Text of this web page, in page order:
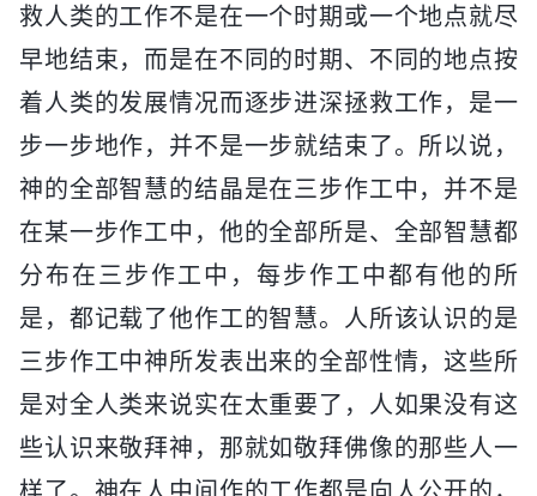
救人类的工作不是在一个时期或一个地点就尽
早地结束，而是在不同的时期、不同的地点按
着人类的发展情况而逐步进深拯救工作，是一
步一步地作，并不是一步就结束了。所以说，
神的全部智慧的结晶是在三步作工中，并不是
在某一步作工中，他的全部所是、全部智慧都
分布在三步作工中，每步作工中都有他的所
是，都记载了他作工的智慧。人所该认识的是
三步作工中神所发表出来的全部性情，这些所
是对全人类来说实在太重要了，人如果没有这
些认识来敬拜神，那就如敬拜佛像的那些人一